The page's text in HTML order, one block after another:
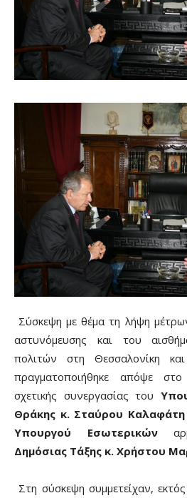
Σύσκεψη με θέμα τη λήψη
αστυνόμευσης και του
πολιτών στη Θεσσαλονίκη
πραγματοποιήθηκε απόψε στο
σχετικής συνεργασίας του
Θράκης κ. Σταύρου Καλαφάτη
Υπουργού Εσωτερικών
Δημόσιας Τάξης κ. Χρήστου
Στη σύσκεψη συμμετείχαν,